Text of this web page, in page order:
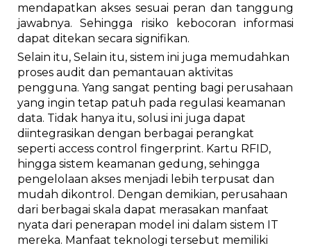
mendapatkan akses sesuai peran dan tanggung
jawabnya. Sehingga risiko kebocoran informasi
dapat ditekan secara signifikan.
Selain itu, Selain itu, sistem ini juga memudahkan
proses audit dan pemantauan aktivitas
pengguna. Yang sangat penting bagi perusahaan
yang ingin tetap patuh pada regulasi keamanan
data. Tidak hanya itu, solusi ini juga dapat
diintegrasikan dengan berbagai perangkat
seperti access control fingerprint. Kartu RFID,
hingga sistem keamanan gedung, sehingga
pengelolaan akses menjadi lebih terpusat dan
mudah dikontrol. Dengan demikian, perusahaan
dari berbagai skala dapat merasakan manfaat
nyata dari penerapan model ini dalam sistem IT
mereka. Manfaat teknologi tersebut memiliki